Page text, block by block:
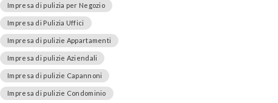
Impresa di pulizia per Negozio
Impresa di Pulizia Uffici
Impresa di pulizie Appartamenti
Impresa di pulizie Aziendali
Impresa di pulizie Capannoni
Impresa di pulizie Condominio